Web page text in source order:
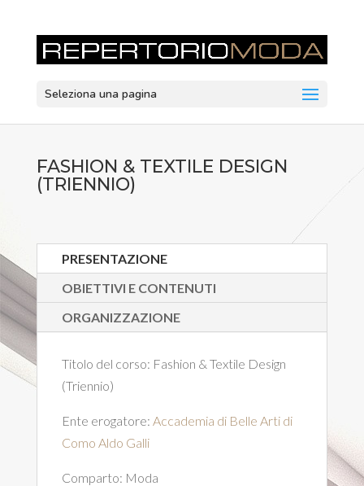
Seleziona una pagina
FASHION & TEXTILE DESIGN
(TRIENNIO)
PRESENTAZIONE
OBIETTIVI E CONTENUTI
ORGANIZZAZIONE
Titolo del corso: Fashion & Textile Design
(Triennio)
Ente erogatore: Accademia di Belle Arti di
Como Aldo Galli
Comparto: Moda